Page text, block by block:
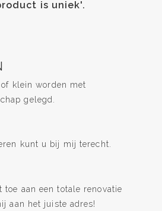
is uniek'.
klein worden met
gelegd.
kunt u bij mij terecht.
aan een totale renovatie
aan het juiste adres!